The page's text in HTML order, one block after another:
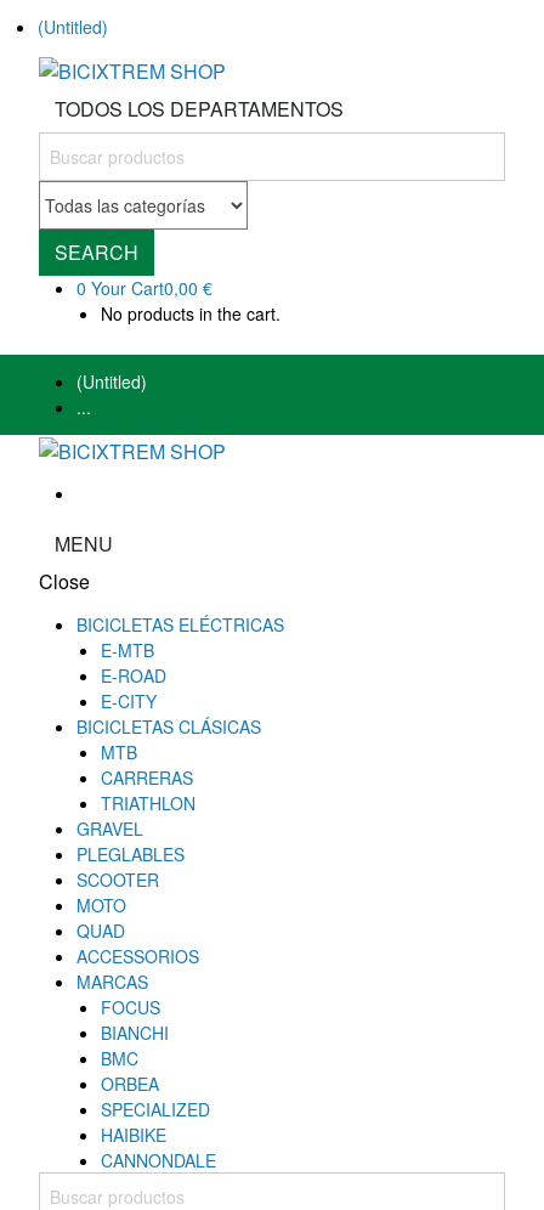
(Untitled)
TODOS LOS DEPARTAMENTOS
SEARCH
0 Your Cart0,00 €
No products in the cart.
(Untitled)
...
MENU
Close
BICICLETAS ELÉCTRICAS
E-MTB
E-ROAD
E-CITY
BICICLETAS CLÁSICAS
MTB
CARRERAS
TRIATHLON
GRAVEL
PLEGLABLES
SCOOTER
MOTO
QUAD
ACCESSORIOS
MARCAS
FOCUS
BIANCHI
BMC
ORBEA
SPECIALIZED
HAIBIKE
CANNONDALE
COLNAGO